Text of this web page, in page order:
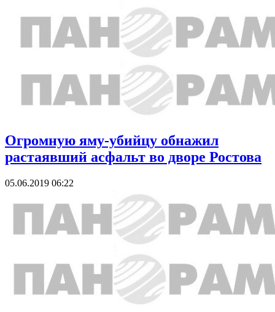
Огромную яму-убийцу обнажил
растаявший асфальт во дворе Ростова
05.06.2019 06:22